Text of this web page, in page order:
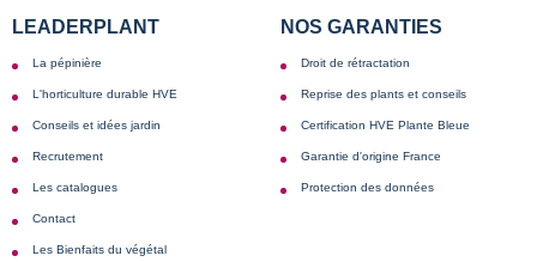
LEADERPLANT
La pépinière
L'horticulture durable HVE
Conseils et idées jardin
Recrutement
Les catalogues
Contact
Les Bienfaits du végétal
NOS GARANTIES
Droit de rétractation
Reprise des plants et conseils
Certification HVE Plante Bleue
Garantie d'origine France
Protection des données